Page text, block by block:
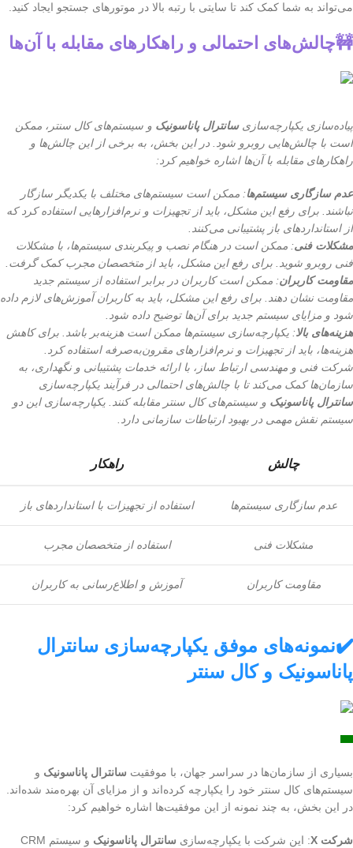
می‌تواند به شما کمک کند تا سایتی با رتبه بالا در موتورهای جستجو ایجاد کنید.
🚧چالش‌های احتمالی و راهکارهای مقابله با آن‌ها
پیاده‌سازی یکپارچه‌سازیسانترال پاناسونیک و سیستم‌های کال سنتر، ممکن
است با چالش‌هایی روبرو شود. در این بخش، به برخی از این چالش‌ها و
راهکارهای مقابله با آن‌ها اشاره خواهیم کرد:
عدم سازگاری سیستم‌ها: ممکن است سیستم‌های مختلف با یکدیگر سازگار
نباشند. برای رفع این مشکل، باید از تجهیزات و نرم‌افزارهایی استفاده کرد که
از استانداردهای باز پشتیبانی می‌کنند.
مشکلات فنی: ممکن است در هنگام نصب و پیکربندی سیستم‌ها، با مشکلات
فنی روبرو شوید. برای رفع این مشکل، باید از متخصصان مجرب کمک گرفت.
مقاومت کاربران: ممکن است کاربران در برابر استفاده از سیستم جدید
مقاومت نشان دهند. برای رفع این مشکل، باید به کاربران آموزش‌های لازم داده
شود و مزایای سیستم جدید برای آن‌ها توضیح داده شود.
هزینه‌های بالا: یکپارچه‌سازی سیستم‌ها ممکن است هزینه‌بر باشد. برای کاهش
هزینه‌ها، باید از تجهیزات و نرم‌افزارهای مقرون‌به‌صرفه استفاده کرد.
شرکت فنی و مهندسی ارتباط ساز، با ارائه خدمات پشتیبانی و نگهداری، به
سازمان‌ها کمک می‌کند تا با چالش‌های احتمالی در فرآیند یکپارچه‌سازی
سانترال پاناسونیک و سیستم‌های کال سنتر مقابله کنند. یکپارچه‌سازی این دو
سیستم نقش مهمی در بهبود ارتباطات سازمانی دارد.
چالش راهکار
عدم سازگاری سیستم‌ها استفاده از تجهیزات با استانداردهای باز
مشکلات فنی استفاده از متخصصان مجرب
مقاومت کاربران آموزش و اطلاع‌رسانی به کاربران
✔️نمونه‌های موفق یکپارچه‌سازی سانترال
پاناسونیک و کال سنتر
بسیاری از سازمان‌ها در سراسر جهان، با موفقیت سانترال پاناسونیک و
سیستم‌های کال سنتر خود را یکپارچه کرده‌اند و از مزایای آن بهره‌مند شده‌اند.
در این بخش، به چند نمونه از این موفقیت‌ها اشاره خواهیم کرد:
شرکت X : این شرکت با یکپارچه‌سازی سانترال پاناسونیک و سیستم CRM